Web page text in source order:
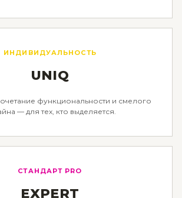
ИНДИВИДУАЛЬНОСТЬ
UNIQ
функциональности и смелого
— для тех, кто выделяется.
СТАНДАРТ PRO
EXPERT